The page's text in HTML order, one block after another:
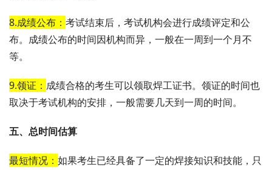
8.成绩公布： 考试结束后，考试机构会进行成绩评定和公
布。成绩公布的时间因机构而异，一般在一周到一个月不
等。
9.领证： 成绩合格的考生可以领取焊工证书。领证的时间也
取决于考试机构的安排，一般需要几天到一周的时间。
五、总时间估算
最短情况： 如果考生已经具备了一定的焊接知识和技能，只